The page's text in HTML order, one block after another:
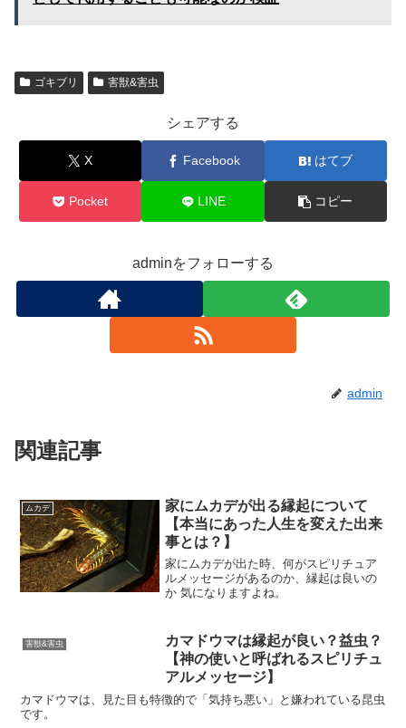
ゴキブリ 害獣&害虫
シェアする
X Facebook はてブ
Pocket LINE コピー
adminをフォローする
admin
関連記事
ムカデ
家にムカデが出る縁起について
【本当にあった人生を変えた出来
事とは？】
家にムカデが出た時、何がスピリチュア
ルメッセージがあるのか、縁起は良いの
か 気になりますよね。
害獣&害虫
カマドウマは縁起が良い？益虫？
【神の使いと呼ばれるスピリチュ
アルメッセージ】
カマドウマは、見た目も特徴的で「気持ち悪い」と嫌われている昆虫
です。